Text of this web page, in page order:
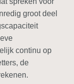
groot deel
continu op
de